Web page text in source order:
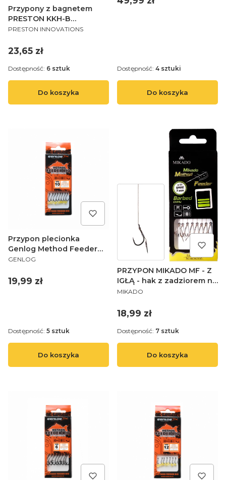
Przypony z bagnetem
PRESTON KKH-B
BAYONET HAIR RIGS -
PRODUCENT
PRESTON INNOVATIONS
Cena
23,65 zł
Do koszyka
Dostępność: 6 sztuk
Do koszyka
Dostępność: 4 sztuki
Przypon plecionka
Genlog Method Feeder
RIG 1105 10 P12 10 G
PRODUCENT
GENLOG
Cena
19,99 zł
Do koszyka
Dostępność: 5 sztuk
PRZYPON MIKADO MF - Z
IGŁĄ - hak z zadziorem nr
12 / plecionka:
PRODUCENT
MIKADO
Cena
18,99 zł
Do koszyka
Dostępność: 7 sztuk